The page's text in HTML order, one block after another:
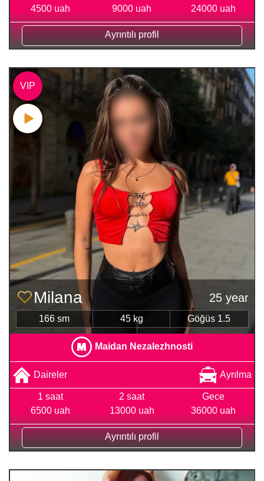
4500 uah
9000 uah
24000 uah
Ayrıntılı profil
Milana 25 year
166 sm 45 kg Göğüs 1.5
Maidan Nezalezhnosti
Daireler Ayrılma
1 saat
6500 uah
2 saat
13000 uah
Gece
36000 uah
Ayrıntılı profil
VIP